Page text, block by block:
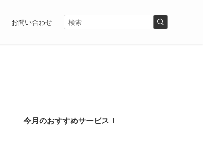
お問い合わせ
今月のおすすめサービス！